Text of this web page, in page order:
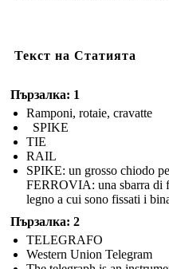
Текст на Статията
Пързалка: 1
Ramponi, rotaie, cravatte
SPIKE
TIE
RAIL
SPIKE: un grosso chiodo
FERROVIA: una sbarra di
legno a cui sono fissati i
Пързалка: 2
TELEGRAFO
Western Union Telegram